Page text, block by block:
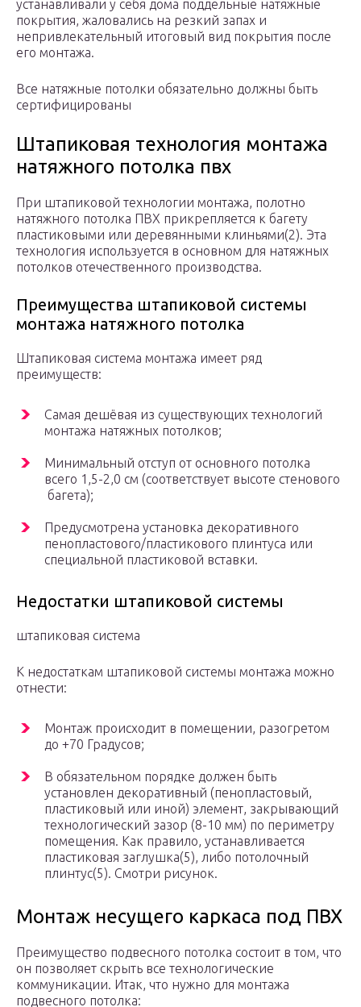
устанавливали у себя дома поддельные натяжные
покрытия, жаловались на резкий запах и
непривлекательный итоговый вид покрытия после
его монтажа.
Все натяжные потолки обязательно должны быть
сертифицированы
Штапиковая технология монтажа
натяжного потолка пвх
При штапиковой технологии монтажа, полотно
натяжного потолка ПВХ прикрепляется к багету
пластиковыми или деревянными клиньями(2). Эта
технология используется в основном для натяжных
потолков отечественного производства.
Преимущества штапиковой системы
монтажа натяжного потолка
Штапиковая система монтажа имеет ряд
преимуществ:
Самая дешёвая из существующих технологий
монтажа натяжных потолков;
Минимальный отступ от основного потолка
всего 1,5-2,0 см (соответствует высоте стенового
багета);
Предусмотрена установка декоративного
пенопластового/пластикового плинтуса или
специальной пластиковой вставки.
Недостатки штапиковой системы
штапиковая система
К недостаткам штапиковой системы монтажа можно
отнести:
Монтаж происходит в помещении, разогретом
до +70 Градусов;
В обязательном порядке должен быть
установлен декоративный (пенопластовый,
пластиковый или иной) элемент, закрывающий
технологический зазор (8-10 мм) по периметру
помещения. Как правило, устанавливается
пластиковая заглушка(5), либо потолочный
плинтус(5). Смотри рисунок.
Монтаж несущего каркаса под ПВХ
Преимущество подвесного потолка состоит в том, что
он позволяет скрыть все технологические
коммуникации. Итак, что нужно для монтажа
подвесного потолка: